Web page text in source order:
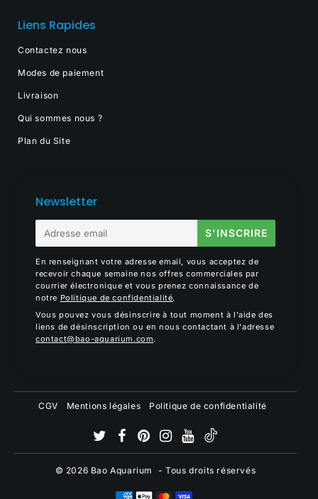
Liens Rapides
Contactez nous
Modes de paiement
Livraison
Qui sommes nous ?
Plan du Site
Newsletter
mail
S'INSCRIRE
En renseignant votre adresse email, vous acceptez de
recevoir chaque semaine nos offres commerciales par
courrier électronique et vous prenez connaissance de
notre Politique de confidentialité.
Vous pouvez vous désinscrire à tout moment à l'aide des
liens de désinscription ou en nous contactant à l'adresse
contact@bao-aquarium.com.
CGV Mentions légales Politique de confidentialité
© 2026 Bao Aquarium - Tous droits réservés